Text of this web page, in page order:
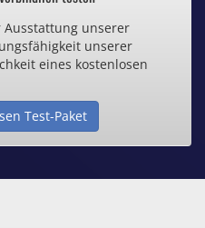
Domain
/ Monat
Zertifikate
Ausstattung unserer
unserer
eines kostenlosen
Test-Paket